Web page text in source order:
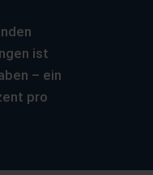
ist
– ein
pro